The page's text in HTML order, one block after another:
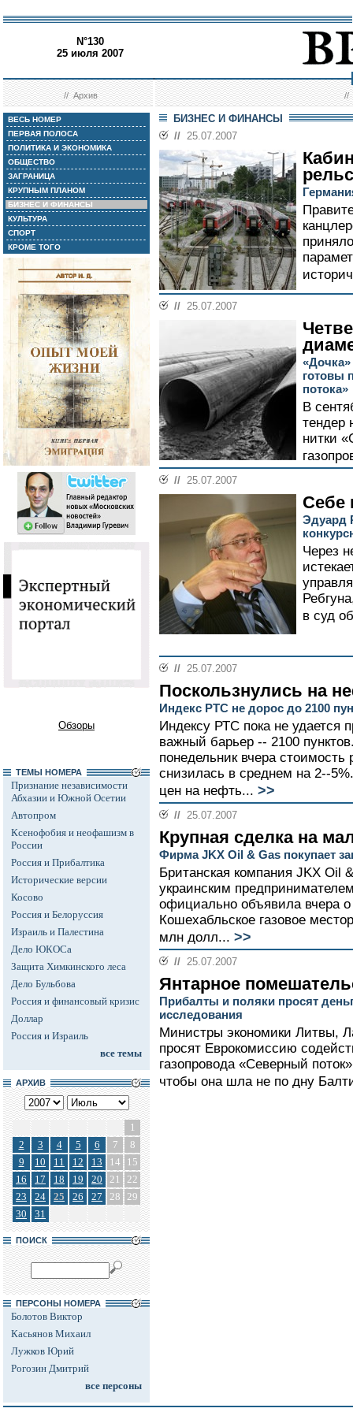
N°130
25 июля 2007
//Архив //
ВЕСЬ НОМЕР
ПЕРВАЯ ПОЛОСА
ПОЛИТИКА И ЭКОНОМИКА
ОБЩЕСТВО
ЗАГРАНИЦА
КРУПНЫМ ПЛАНОМ
БИЗНЕС И ФИНАНСЫ
КУЛЬТУРА
СПОРТ
КРОМЕ ТОГО
Обзоры
ТЕМЫ НОМЕРА
Признание независимости
Абхазии и Южной Осетии
Автопром
Ксенофобия и неофашизм в
России
Россия и Прибалтика
Исторические версии
Косово
Россия и Белоруссия
Израиль и Палестина
Дело ЮКОСа
Защита Химкинского леса
Дело Бульбова
Россия и финансовый кризис
Доллар
Россия и Израиль
все темы
АРХИВ
1
2
3 4 5 6 7
8
9
10 11 12 13 14
15
16
17 18 19 20 21
22
23
24 25 26 27 28 29
30
31
ПОИСК
ПЕРСОНЫ НОМЕРА
Болотов Виктор
Касьянов Михаил
Лужков Юрий
Рогозин Дмитрий
все персоны
БИЗНЕС И ФИНАНСЫ
// 25.07.2007
// 25.07.2007
«Дочка»
готовы
потока»
В
тендер
нитки
// 25.07.2007
Себе
Эдуард
Через
в суд
// 25.07.2007
Поскользнулись на
Индекс РТС не дорос до 2100
Индексу РТС пока не удается
важный барьер -- 2100
понедельник вчера
снизилась в среднем на 2--
цен на нефть... >>
// 25.07.2007
Крупная сделка на
Фирма JKX Oil & Gas покупает
Британская компания JKX
украинским
официально объявила вчера о
Кошехабльское газовое
млн долл... >>
// 25.07.2007
Янтарное
Прибалты и поляки просят
исследования
Министры экономики Литвы,
просят Еврокомиссию
газопровода «Северный
чтобы она шла не по дну